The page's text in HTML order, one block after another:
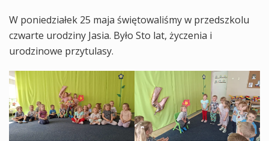
W poniedziałek 25 maja świętowaliśmy w przedszkolu
czwarte urodziny Jasia. Było Sto lat, życzenia i
urodzinowe przytulasy.